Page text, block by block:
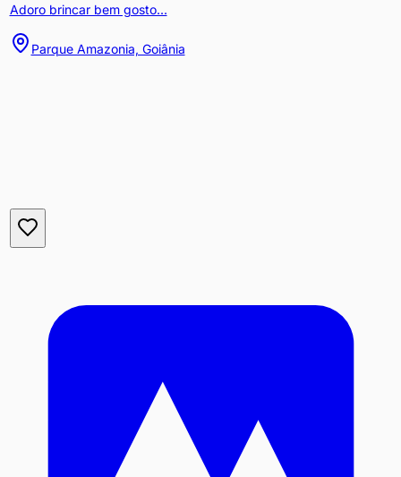
Adoro brincar bem gosto...
Parque Amazonia, Goiânia